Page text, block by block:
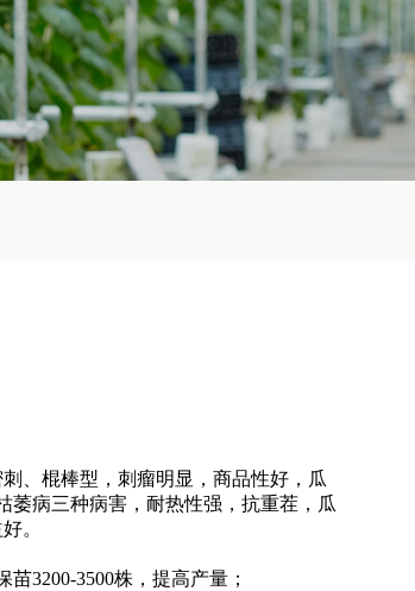
、棍棒型，刺瘤明显，商品性好，瓜
萎病三种病害，耐热性强，抗重茬，瓜
。
3200-3500株，提高产量；